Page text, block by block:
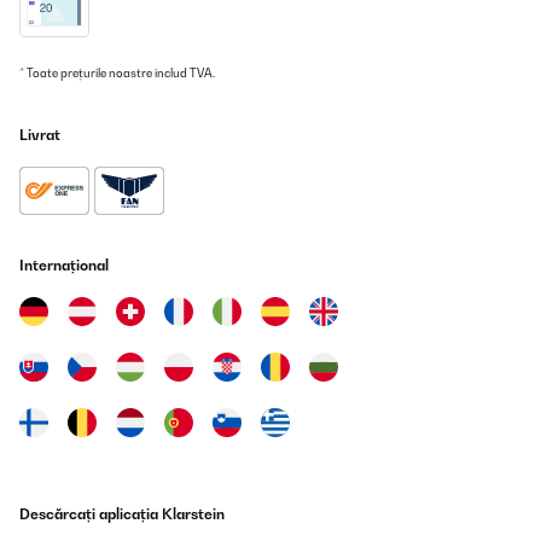
Tres satisfaite pour le moment. Simple à utiliser.
funcionamento, com uma eficácia fantástica. Só não dou as 5 *
pela dificuldade de ligar/desligar, se a superfície e o dedo não
Usuario/a de amazon
Traducere
* Toate prețurile noastre includ TVA.
Livrat
Internațional
Descărcați aplicația Klarstein